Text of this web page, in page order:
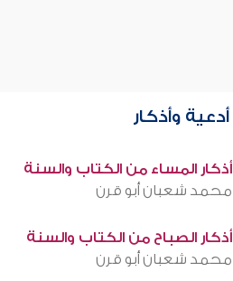
أدعية وأذكار
أذكار المساء من الكتاب والسنة
محمد شعبان أبو قرن
أذكار الصباح من الكتاب والسنة
محمد شعبان أبو قرن